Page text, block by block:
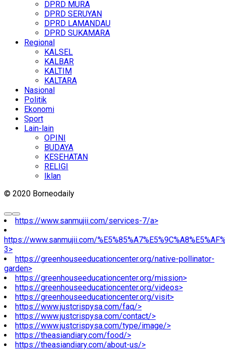
DPRD MURA
DPRD SERUYAN
DPRD LAMANDAU
DPRD SUKAMARA
Regional
KALSEL
KALBAR
KALTIM
KALTARA
Nasional
Politik
Ekonomi
Sport
Lain-lain
OPINI
BUDAYA
KESEHATAN
RELIGI
Iklan
© 2020 Borneodaily
https://www.sanmujii.com/services-7/a>
https://www.sanmujii.com/
3>
https://greenhouseeducationcenter.org/native-pollinator-
garden>
https://greenhouseeducationcenter.org/mission>
https://greenhouseeducationcenter.org/videos>
https://greenhouseeducationcenter.org/visit>
https://www.justcrispysa.com/faq/>
https://www.justcrispysa.com/contact/>
https://www.justcrispysa.com/type/image/>
https://theasiandiary.com/food/>
https://theasiandiary.com/about-us/>